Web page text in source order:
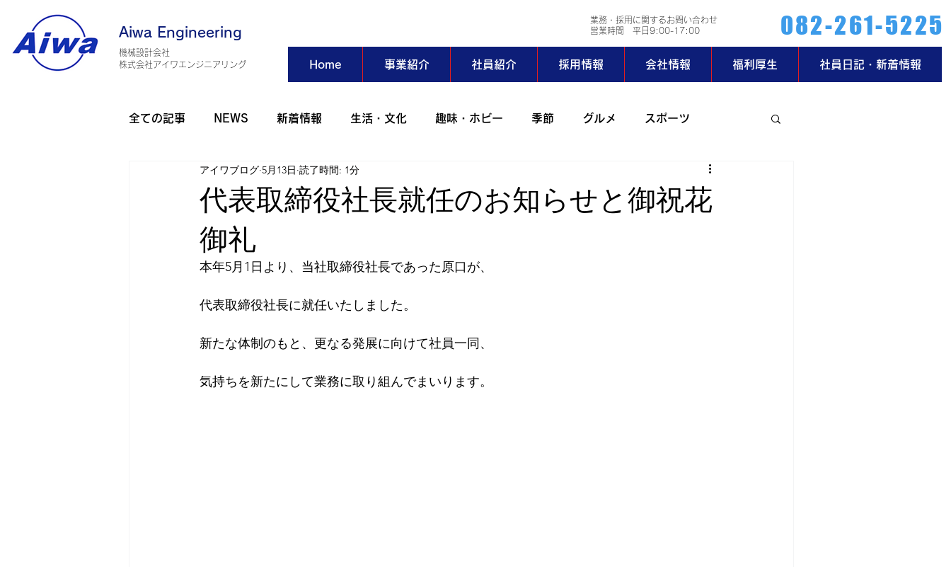
Aiwa Engineering
機械設計会社
​株式会社アイワエンジニアリング
業務・採用に関するお問い合わせ
​営業時間 平日9:00-17:00
082-261-5225
Home 事業紹介 社員紹介 採用情報 会社情報 福利厚生 社員日記・新着情報
全ての記事 NEWS 新着情報 生活・文化 趣味・ホビー 季節 グルメ スポーツ
旅行・観光 アウトドア 会社行事
アイワゴルフ部
2017年 2016年
代表取締役社長就任のお知らせと御祝花
御礼
アイワブログ 5月13日 読了時間: 1分
本年5月1日より、当社取締役社長であった原口が、
代表取締役社長に就任いたしました。
新たな体制のもと、更なる発展に向けて社員一同、
気持ちを新たにして業務に取り組んでまいります。